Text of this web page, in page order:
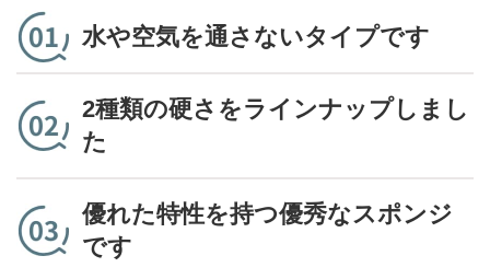
水や空気を通さないタイプです
2種類の硬さをラインナップしまし
た
優れた特性を持つ優秀なスポンジ
です